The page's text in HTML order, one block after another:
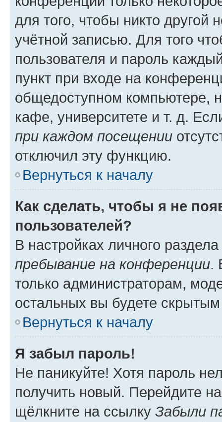
для того, чтобы никто другой
учётной записью. Для того
пользователя и пароль
пункт при входе на
общедоступном компьютере,
кафе, университете и т. д.
при каждом посещении
отключил эту функцию.
Вернуться к началу
Как сделать, чтобы я не
пользователей?
В настройках личного
пребывание на конференции.
только администраторам,
остальных вы будете
Вернуться к началу
Я забыл пароль!
Не паникуйте! Хотя пароль
получить новый. Перейдите
щёлкните на ссылку Забыли